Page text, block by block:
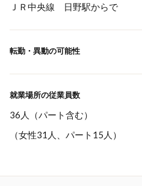
ＪＲ中央線 日野駅からで
転勤・異動の可能性
就業場所の従業員数
36人（パート含む）
（女性31人、パート15人）